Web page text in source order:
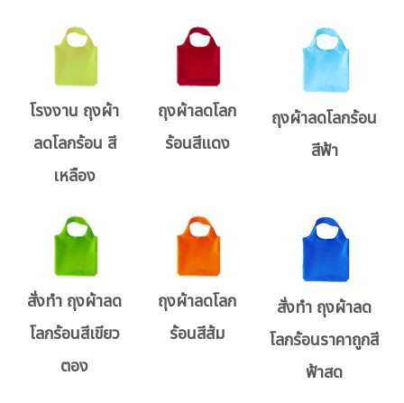
โรงงาน ถุงผ้า
ลดโลกร้อน สี
เหลือง
ถุงผ้าลดโลก
ร้อนสีแดง
ถุงผ้าลดโลกร้อน
สีฟ้า
สั่งทำ ถุงผ้าลด
โลกร้อนสีเขียว
ตอง
ถุงผ้าลดโลก
ร้อนสีส้ม
สั่งทำ ถุงผ้าลด
โลกร้อนราคาถูกสี
ฟ้าสด